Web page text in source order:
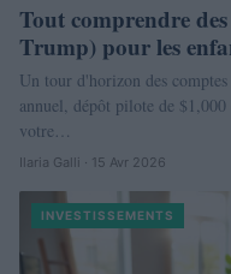
Tout comprendre
Trump) pour les
Un tour d'horizon des
annuel, dépôt pilote de
votre…
Ilaria Galli · 15 Avr 2026
INVESTISSEMENTS